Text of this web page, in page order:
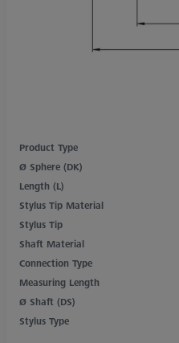
Product Type
Ø Sphere (DK)
Length (L)
Stylus Tip Material
Stylus Tip
Shaft Material
Connection Type
Measuring Length
Ø Shaft (DS)
Stylus Type